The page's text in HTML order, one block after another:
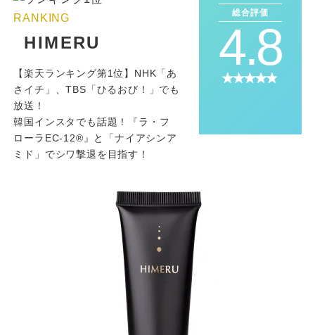
RANKING
HIMERU
【楽天ランキング第1位】NHK「あ
さイチ」、TBS「ひるおび！」でも
放送！
韓国インスタでも話題！『ラ・フ
ローラEC-12®️』と「ナイアシンア
ミド」でシワ撃退を目指す！
総合評価
4.8